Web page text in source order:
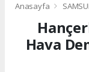
Anasayfa
Hava